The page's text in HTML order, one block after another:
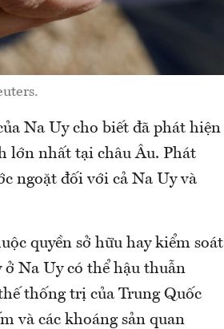
Na Uy cho biết đã phát hiện
lớn nhất tại châu Âu. Phát
ngoặt đối với cả Na Uy và
quyền sở hữu hay kiểm soát
Na Uy có thể hậu thuẫn
thống trị của Trung Quốc
và các khoáng sản quan